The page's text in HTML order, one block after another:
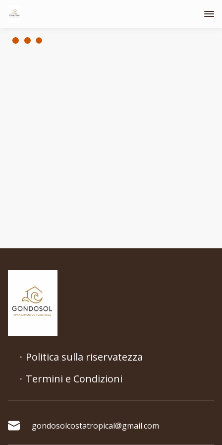
Politica sulla riservatezza
Termini e Condizioni
gondosolcostatropical@gmail.com